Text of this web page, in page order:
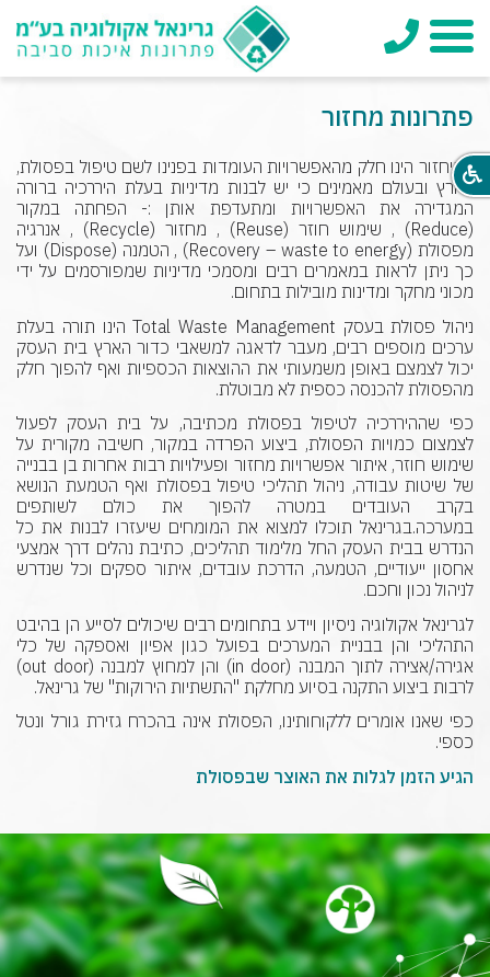
תפריט
פתרונות מחזור
המיחזור הינו חלק מהאפשרויות העומדות בפנינו לשם טיפול בפסולת,
בארץ ובעולם מאמינים כי יש לבנות מדיניות בעלת היררכיה ברורה
המגדירה את האפשרויות ומתעדפת אותן :- הפחתה במקור
(Reduce) , שימוש חוזר (Reuse) , מחזור (Recycle) , אנרגיה
מפסולת (Recovery – waste to energy) , הטמנה (Dispose) ועל
כך ניתן לראות במאמרים רבים ומסמכי מדיניות שמפורסמים על ידי
מכוני מחקר ומדינות מובילות בתחום.
ניהול פסולת בעסק Total Waste Management הינו תורה בעלת
ערכים מוספים רבים, מעבר לדאגה למשאבי כדור הארץ בית העסק
יכול לצמצם באופן משמעותי את ההוצאות הכספיות ואף להפוך חלק
מהפסולת להכנסה כספית לא מבוטלת.
כפי שההיררכיה לטיפול בפסולת מכתיבה, על בית העסק לפעול
לצמצום כמויות הפסולת, ביצוע הפרדה במקור, חשיבה מקורית על
שימוש חוזר, איתור אפשרויות מחזור ופעילויות רבות אחרות בן בבנייה
של שיטות עבודה, ניהול תהליכי טיפול בפסולת ואף הטמעת הנושא
בקרב העובדים במטרה להפוך את כולם לשותפים
במערכה.בגרינאל תוכלו למצוא את המומחים שיעזרו לבנות את כל
הנדרש בבית העסק החל מלימוד תהליכים, כתיבת נהלים דרך אמצעי
אחסון ייעודיים, הטמעה, הדרכת עובדים, איתור ספקים וכל שנדרש
לניהול נכון וחכם.
לגרינאל אקולוגיה ניסיון ויידע בתחומים רבים שיכולים לסייע הן בהיבט
התהליכי והן בבניית המערכים בפועל כגון אפיון ואספקה של כלי
אגירה/אצירה לתוך המבנה (in door) והן למחוץ למבנה (out door)
לרבות ביצוע התקנה בסיוע מחלקת "התשתיות הירוקות" של גרינאל.
כפי שאנו אומרים ללקוחותינו, הפסולת אינה בהכרח גזירת גורל ונטל
כספי.
הגיע הזמן לגלות את האוצר שבפסולת